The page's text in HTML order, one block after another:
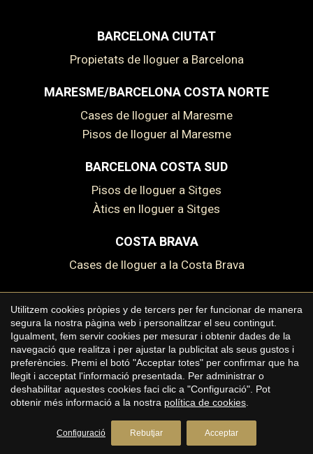
BARCELONA CIUTAT
Propietats de lloguer a Barcelona
MARESME/BARCELONA COSTA NORTE
Cases de lloguer al Maresme
Pisos de lloguer al Maresme
BARCELONA COSTA SUD
Pisos de lloguer a Sitges
Àtics en lloguer a Sitges
COSTA BRAVA
Cases de lloguer a la Costa Brava
Copyright © 2026 Premium Houses
Avís legal
Política de privacitat
Polí­tica de cookies
byiEstrategic
Utilitzem cookies pròpies y de tercers per fer funcionar de manera
segura la nostra pàgina web i personalitzar el seu contingut.
Igualment, fem servir cookies per mesurar i obtenir dades de la
navegació que realitza i per ajustar la publicitat als seus gustos i
preferències. Premi el botó "Acceptar totes" per confirmar que ha
llegit i acceptat l'informació presentada. Per administrar o
deshabilitar aquestes cookies faci clic a "Configuració". Pot
obtenir més informació a la nostra política de cookies
Configuració Rebutjar Acceptar
Guardar configuració